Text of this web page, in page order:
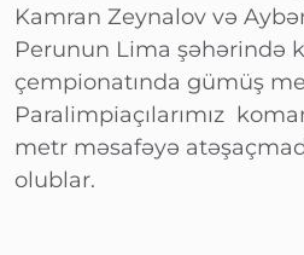
Kamran Zeynalov və
Perunun Lima şəhərində
çempionatında gümüş
Paralimpiaçılarımız
metr məsafəyə
olublar.